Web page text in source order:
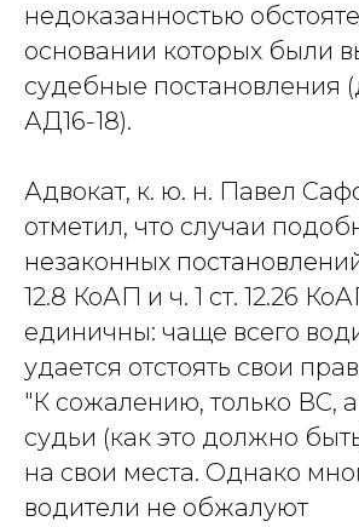
недоказанностью
основании которых были
судебные постановления
АД16-18).
Адвокат, к. ю. н. Павел
отметил, что случаи
незаконных постановлений
12.8 КоАП и ч. 1 ст. 12.26
единичны: чаще всего
удается отстоять свои
"К сожалению, только ВС,
судьи (как это должно
на свои места. Однако
водители не обжалуют